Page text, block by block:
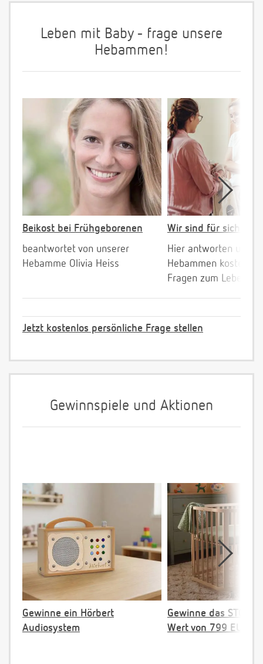
Leben mit Baby - frage unsere
Hebammen!
Beikost bei Frühgeborenen
beantwortet von unserer
Hebamme Olivia Heiss
Wir sind für sich da!
Hier antworten
Hebammen
Fragen zum Leben
Jetzt kostenlos persönliche Frage stellen
Gewinnspiele und Aktionen
Gewinne ein Hörbert
Audiosystem
Gewinne das
Wert von 799 EUR